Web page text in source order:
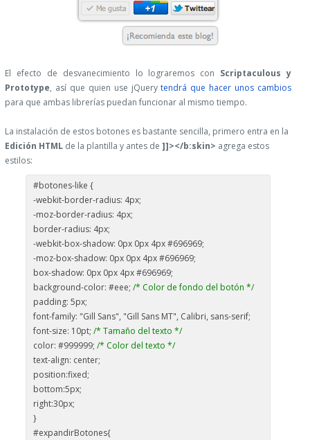
El efecto de desvanecimiento lo lograremos con Scriptaculous y
Prototype, así que quien use jQuerytendrá que hacer unos cambios
para que ambas librerías puedan funcionar al mismo tiempo.
La instalación de estos botones es bastante sencilla, primero entra en la
Edición HTML de la plantilla y antes de ]]></b:skin> agrega estos
estilos:
#botones-like {
-webkit-border-radius: 4px;
-moz-border-radius: 4px;
border-radius: 4px;
-webkit-box-shadow: 0px 0px 4px #696969;
-moz-box-shadow: 0px 0px 4px #696969;
box-shadow: 0px 0px 4px #696969;
background-color: #eee; /* Color de fondo del botón */
padding: 5px;
font-family: "Gill Sans", "Gill Sans MT", Calibri, sans-serif;
font-size: 10pt; /* Tamaño del texto */
color: #999999; /* Color del texto */
text-align: center;
position:fixed;
bottom:5px;
right:30px;
}
#expandirBotones{